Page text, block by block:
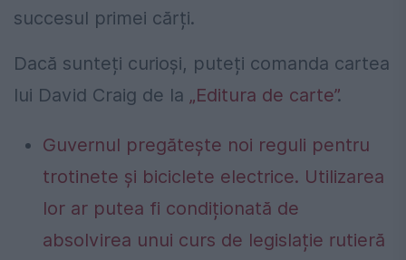
succesul primei cărți.
Dacă sunteți curioși, puteți comanda cartea
lui David Craig de la „Editura de carte”.
Guvernul pregătește noi reguli pentru
trotinete și biciclete electrice. Utilizarea
lor ar putea fi condiționată de
absolvirea unui curs de legislație rutieră